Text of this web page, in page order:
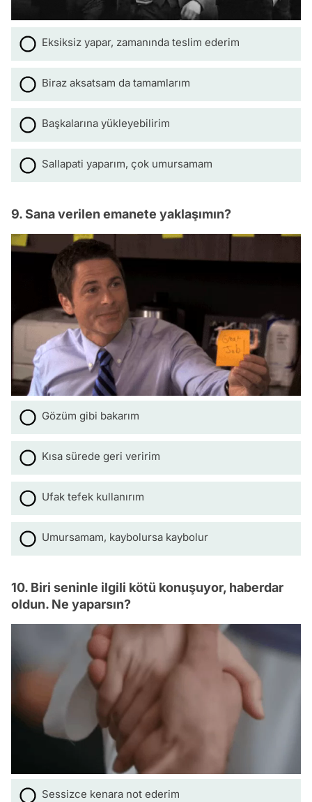
Eksiksiz yapar, zamanında teslim ederim
Biraz aksatsam da tamamlarım
Başkalarına yükleyebilirim
Sallapati yaparım, çok umursamam
9. Sana verilen emanete yaklaşımın?
Gözüm gibi bakarım
Kısa sürede geri veririm
Ufak tefek kullanırım
Umursamam, kaybolursa kaybolur
10. Biri seninle ilgili kötü konuşuyor, haberdar
oldun. Ne yaparsın?
Sessizce kenara not ederim